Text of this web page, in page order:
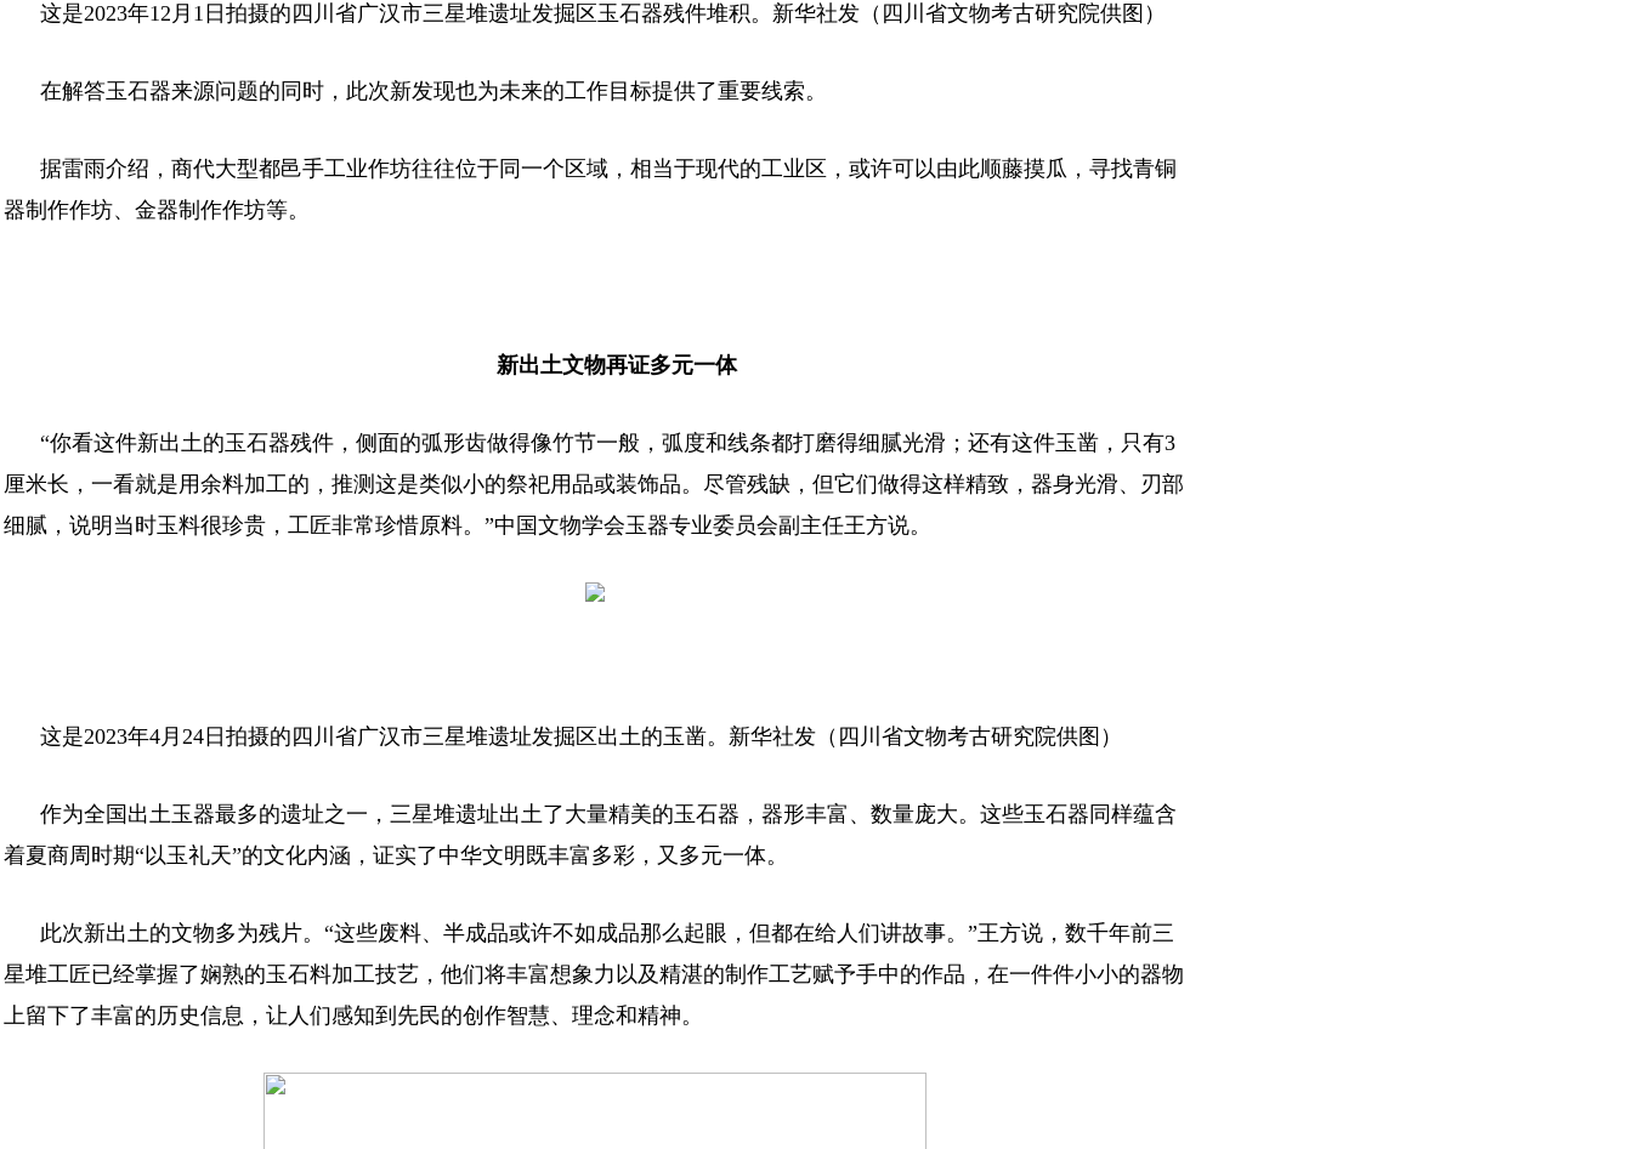
这是2023年12月1日拍摄的四川省广汉市三星堆遗址发掘区玉石器残件堆积。新华社发（四川省文物考古研究院供图）
在解答玉石器来源问题的同时，此次新发现也为未来的工作目标提供了重要线索。
据雷雨介绍，商代大型都邑手工业作坊往往位于同一个区域，相当于现代的工业区，或许可以由此顺藤摸瓜，寻找青铜
器制作作坊、金器制作作坊等。
新出土文物再证多元一体
“你看这件新出土的玉石器残件，侧面的弧形齿做得像竹节一般，弧度和线条都打磨得细腻光滑；还有这件玉凿，只有3
厘米长，一看就是用余料加工的，推测这是类似小的祭祀用品或装饰品。尽管残缺，但它们做得这样精致，器身光滑、刃部
细腻，说明当时玉料很珍贵，工匠非常珍惜原料。”中国文物学会玉器专业委员会副主任王方说。
这是2023年4月24日拍摄的四川省广汉市三星堆遗址发掘区出土的玉凿。新华社发（四川省文物考古研究院供图）
作为全国出土玉器最多的遗址之一，三星堆遗址出土了大量精美的玉石器，器形丰富、数量庞大。这些玉石器同样蕴含
着夏商周时期“以玉礼天”的文化内涵，证实了中华文明既丰富多彩，又多元一体。
此次新出土的文物多为残片。“这些废料、半成品或许不如成品那么起眼，但都在给人们讲故事。”王方说，数千年前三
星堆工匠已经掌握了娴熟的玉石料加工技艺，他们将丰富想象力以及精湛的制作工艺赋予手中的作品，在一件件小小的器物
上留下了丰富的历史信息，让人们感知到先民的创作智慧、理念和精神。